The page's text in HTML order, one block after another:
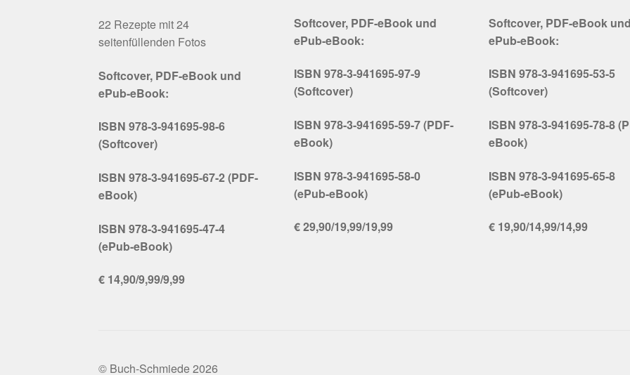
22 Rezepte mit 24
seitenfüllenden Fotos
Softcover, PDF-eBook und
ePub-eBook:
ISBN 978-3-941695-98-6
(Softcover)
ISBN 978-3-941695-67-2 (PDF-
eBook)
ISBN 978-3-941695-47-4
(ePub-eBook)
€ 14,90/9,99/9,99
Softcover, PDF-eBook und
ePub-eBook:
ISBN 978-3-941695-97-9
(Softcover)
ISBN 978-3-941695-59-7 (PDF-
eBook)
ISBN 978-3-941695-58-0
(ePub-eBook)
€ 29,90/19,99/19,99
Softcover, PDF-eBook und
ePub-eBook:
ISBN 978-3-941695-53-5
(Softcover)
ISBN 978-3-941695-78-8
eBook)
ISBN 978-3-941695-65-8
(ePub-eBook)
€ 19,90/14,99/14,99
© Buch-Schmiede 2026